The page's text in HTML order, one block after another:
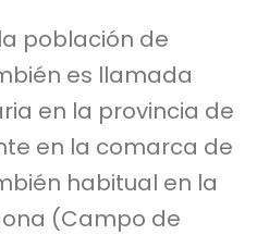
población de
es llamada
en la provincia de
en la comarca de
habitual en la
(Campo de